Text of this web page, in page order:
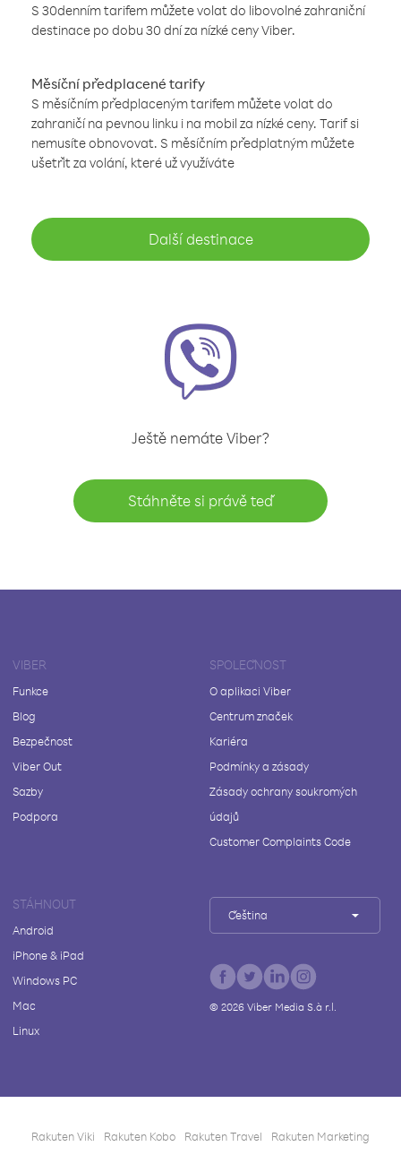
S 30denním tarifem můžete volat do libovolné zahraniční
destinace po dobu 30 dní za nízké ceny Viber.
Měsíční předplacené tarify
S měsíčním předplaceným tarifem můžete volat do
zahraničí na pevnou linku i na mobil za nízké ceny. Tarif si
nemusíte obnovovat. S měsíčním předplatným můžete
ušetřit za volání, které už využíváte
Další destinace
Ještě nemáte Viber?
Stáhněte si právě teď
VIBER
Funkce
Blog
Bezpečnost
Viber Out
Sazby
Podpora
SPOLEČNOST
O aplikaci Viber
Centrum značek
Kariéra
Podmínky a zásady
Zásady ochrany soukromých
údajů
Customer Complaints Code
STÁHNOUT
Android
iPhone & iPad
Windows PC
Mac
Linux
Čeština
© 2026Viber Media S.à r.l.
Rakuten Viki Rakuten Kobo Rakuten Travel Rakuten Marketing